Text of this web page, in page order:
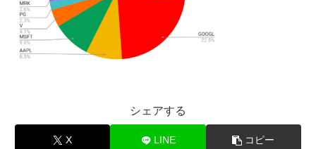
シェアする
X LINE コピー